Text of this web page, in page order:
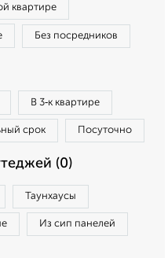
квартире
Без посредников
В 3‑к квартире
срок Посуточно
(0)
Таунхаусы
Из сип панелей